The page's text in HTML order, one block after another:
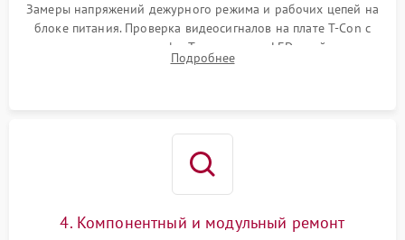
Замеры напряжений дежурного режима и рабочих цепей на
блоке питания. Проверка видеосигналов на плате T-Con с
помощью осциллографа. Тестирование LED-драйвера и
светодиодных планок подсветки мультиметром.
Подробнее
4. Компонентный и модульный ремонт